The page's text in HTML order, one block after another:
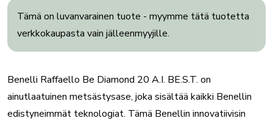
Tämä on luvanvarainen tuote - myymme tätä tuotetta
verkkokaupasta vain jälleenmyyjille.
Benelli Raffaello Be Diamond 20 A.I. BE.S.T. on
ainutlaatuinen metsästysase, joka sisältää kaikki Benellin
edistyneimmät teknologiat. Tämä Benellin innovatiivisin